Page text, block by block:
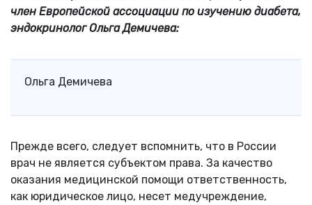
член Европейской ассоциации по изучению диабета,
эндокринолог Ольга Демичева:
Ольга Демичева
Прежде всего, следует вспомнить, что в России
врач не является субъектом права. За качество
оказания медицинской помощи ответственность,
как юридическое лицо, несет медучреждение,